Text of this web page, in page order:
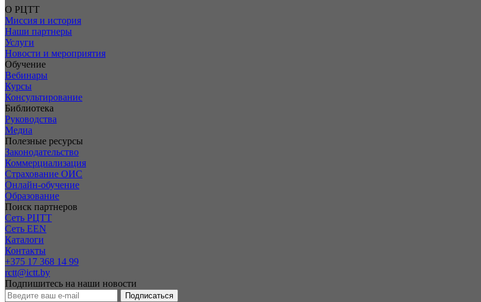
О РЦТТ
Миссия и история
Наши партнеры
Услуги
Новости и мероприятия
Обучение
Вебинары
Курсы
Консультирование
Библиотека
Руководства
Медиа
Полезные ресурсы
Законодательство
Коммерциализация
Страхование ОИС
Онлайн-обучение
Образование
Поиск партнеров
Сеть РЦТТ
Сеть EEN
Каталоги
Контакты
+375 17 368 14 99
rctt@ictt.by
Подпишитесь на наши новости
Подписаться